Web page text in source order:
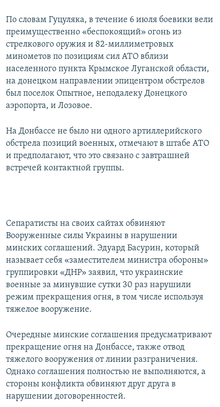
По словам Гуцуляка, в течение 6 июля боевики вели
преимущественно «беспокоящий» огонь из
стрелкового оружия и 82-миллиметровых
минометов по позициям сил АТО вблизи
населенного пункта Крымское Луганской области,
на донецком направлении эпицентром обстрелов
был поселок Опытное, неподалеку Донецкого
аэропорта, и Лозовое.
На Донбассе не было ни одного артиллерийского
обстрела позиций военных, отмечают в штабе АТО
и предполагают, что это связано с завтрашней
встречей контактной группы.
Сепаратисты на своих сайтах обвиняют
Вооруженные силы Украины в нарушении
минских соглашений. Эдуард Басурин, который
называет себя «заместителем министра обороны»
группировки «ДНР» заявил, что украинские
военные за минувшие сутки 30 раз нарушили
режим прекращения огня, в том числе используя
тяжелое вооружение.
Очередные минские соглашения предусматривают
прекращение огня на Донбассе, также отвод
тяжелого вооружения от линии разграничения.
Однако соглашения полностью не выполняются, а
стороны конфликта обвиняют друг друга в
нарушении договоренностей.